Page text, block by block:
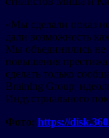
«Мы сделали показ
дали возможность
Мы объединились
повышения
сделать только
Braining Group,
Индустриального
Фото: https://